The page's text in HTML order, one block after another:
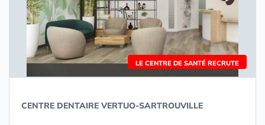
LE CENTRE DE SANTÉ RECRUTE
CENTRE DENTAIRE VERTUO-SARTROUVILLE